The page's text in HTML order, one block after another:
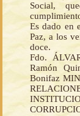
Social,
Es dado en
Paz, a los
doce.
Fdo.
Ramón
Bonifaz